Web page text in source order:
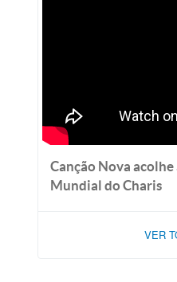
Canção Nova acolhe
Mundial do Charis
VER